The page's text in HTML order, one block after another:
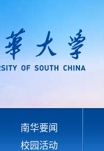
南华要闻
校园活动